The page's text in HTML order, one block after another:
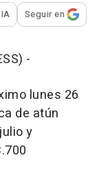
para
IA Seguir en
-
lunes 26
de atún
y